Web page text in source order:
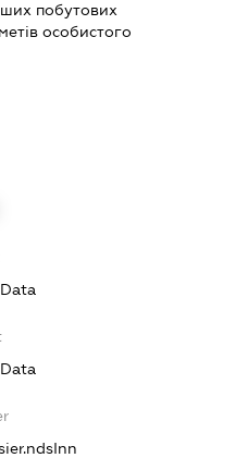
побутових
особистого